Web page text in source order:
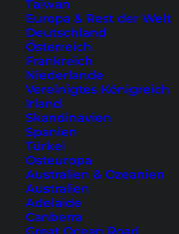
Taiwan
Europa & Rest der Welt
Deutschland
Österreich
Frankreich
Niederlande
Vereinigtes Königreich
Irland
Skandinavien
Spanien
Türkei
Osteuropa
Australien & Ozeanien
Australien
Adelaide
Canberra
Great Ocean Road
Warst du schon mal
vielleicht sogar auch